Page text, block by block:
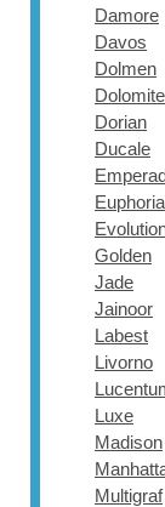
Damore
Davos
Dolmen
Dolomite
Dorian
Ducale
Euphoria
Golden
Jade
Jainoor
Labest
Livorno
Luxe
Madison
Multigraf